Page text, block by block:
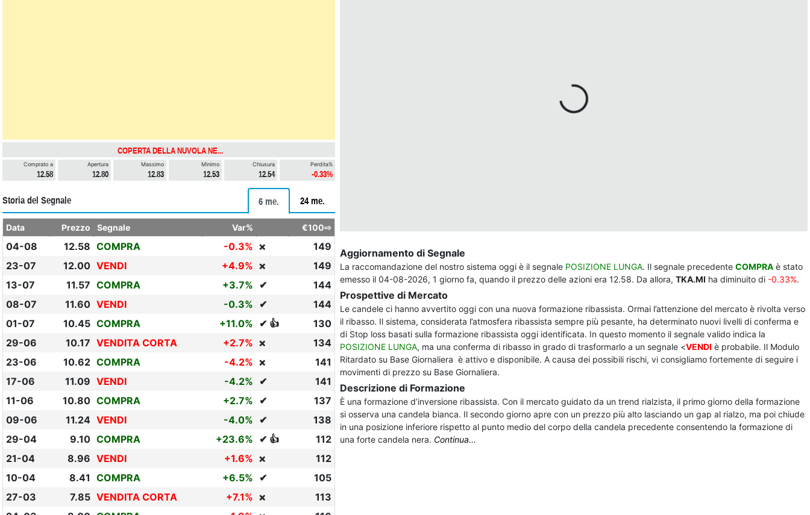
COPERTA DELLA NUVOLA NE...
Comprato a
12.58
Apertura
12.80
Massimo
12.83
Minimo
12.53
Chiusura
12.54
Perdita%
-0.33%
Storia del Segnale 6 me. 24 me.
Data Prezzo Segnale Var% €100⇨
04-08 12.58 COMPRA -0.3% ❌
149
23-07
12.00 VENDI +4.9% ❌
149
13-07
11.57 COMPRA +3.7% ✔
144
08-07
11.60 VENDI -0.3% ✔
144
01-07
10.45 COMPRA +11.0% ✔ 👍
130
29-06
10.17 VENDITA CORTA +2.7% ❌
134
23-06
10.62 COMPRA -4.2% ❌
141
17-06
11.09 VENDI -4.2% ✔
141
11-06
10.80 COMPRA +2.7% ✔
137
09-06
11.24 VENDI -4.0% ✔
138
29-04
9.10 COMPRA +23.6% ✔ 👍
112
21-04
8.96 VENDI +1.6% ❌
112
10-04
8.41 COMPRA +6.5% ✔
105
27-03
7.85 VENDITA CORTA +7.1% ❌
113
Aggiornamento di Segnale
La raccomandazione del nostro sistema oggi è il segnale POSIZIONE LUNGA. Il segnale precedente COMPRA è stato
emesso il 04-08-2026, 1 giorno fa, quando il prezzo delle azioni era 12.58. Da allora, TKA.MI ha diminuito di -0.33%.
Prospettive di Mercato
Le candele ci hanno avvertito oggi con una nuova formazione ribassista. Ormai l’attenzione del mercato è rivolta verso
il ribasso. Il sistema, considerata l’atmosfera ribassista sempre più pesante, ha determinato nuovi livelli di conferma e
di Stop loss basati sulla formazione ribassista oggi identificata. In questo momento il segnale valido indica la
POSIZIONE LUNGA, ma una conferma di ribasso in grado di trasformarlo a un segnale <VENDI è probabile. Il Modulo
Ritardato su Base Giornaliera è attivo e disponibile. A causa dei possibili rischi, vi consigliamo fortemente di seguire i
movimenti di prezzo su Base Giornaliera.
Descrizione di Formazione
È una formazione d’inversione ribassista. Con il mercato guidato da un trend rialzista, il primo giorno della formazione
si osserva una candela bianca. Il secondo giorno apre con un prezzo più alto lasciando un gap al rialzo, ma poi chiude
in una posizione inferiore rispetto al punto medio del corpo della candela precedente consentendo la formazione di
una forte candela nera. Continua...